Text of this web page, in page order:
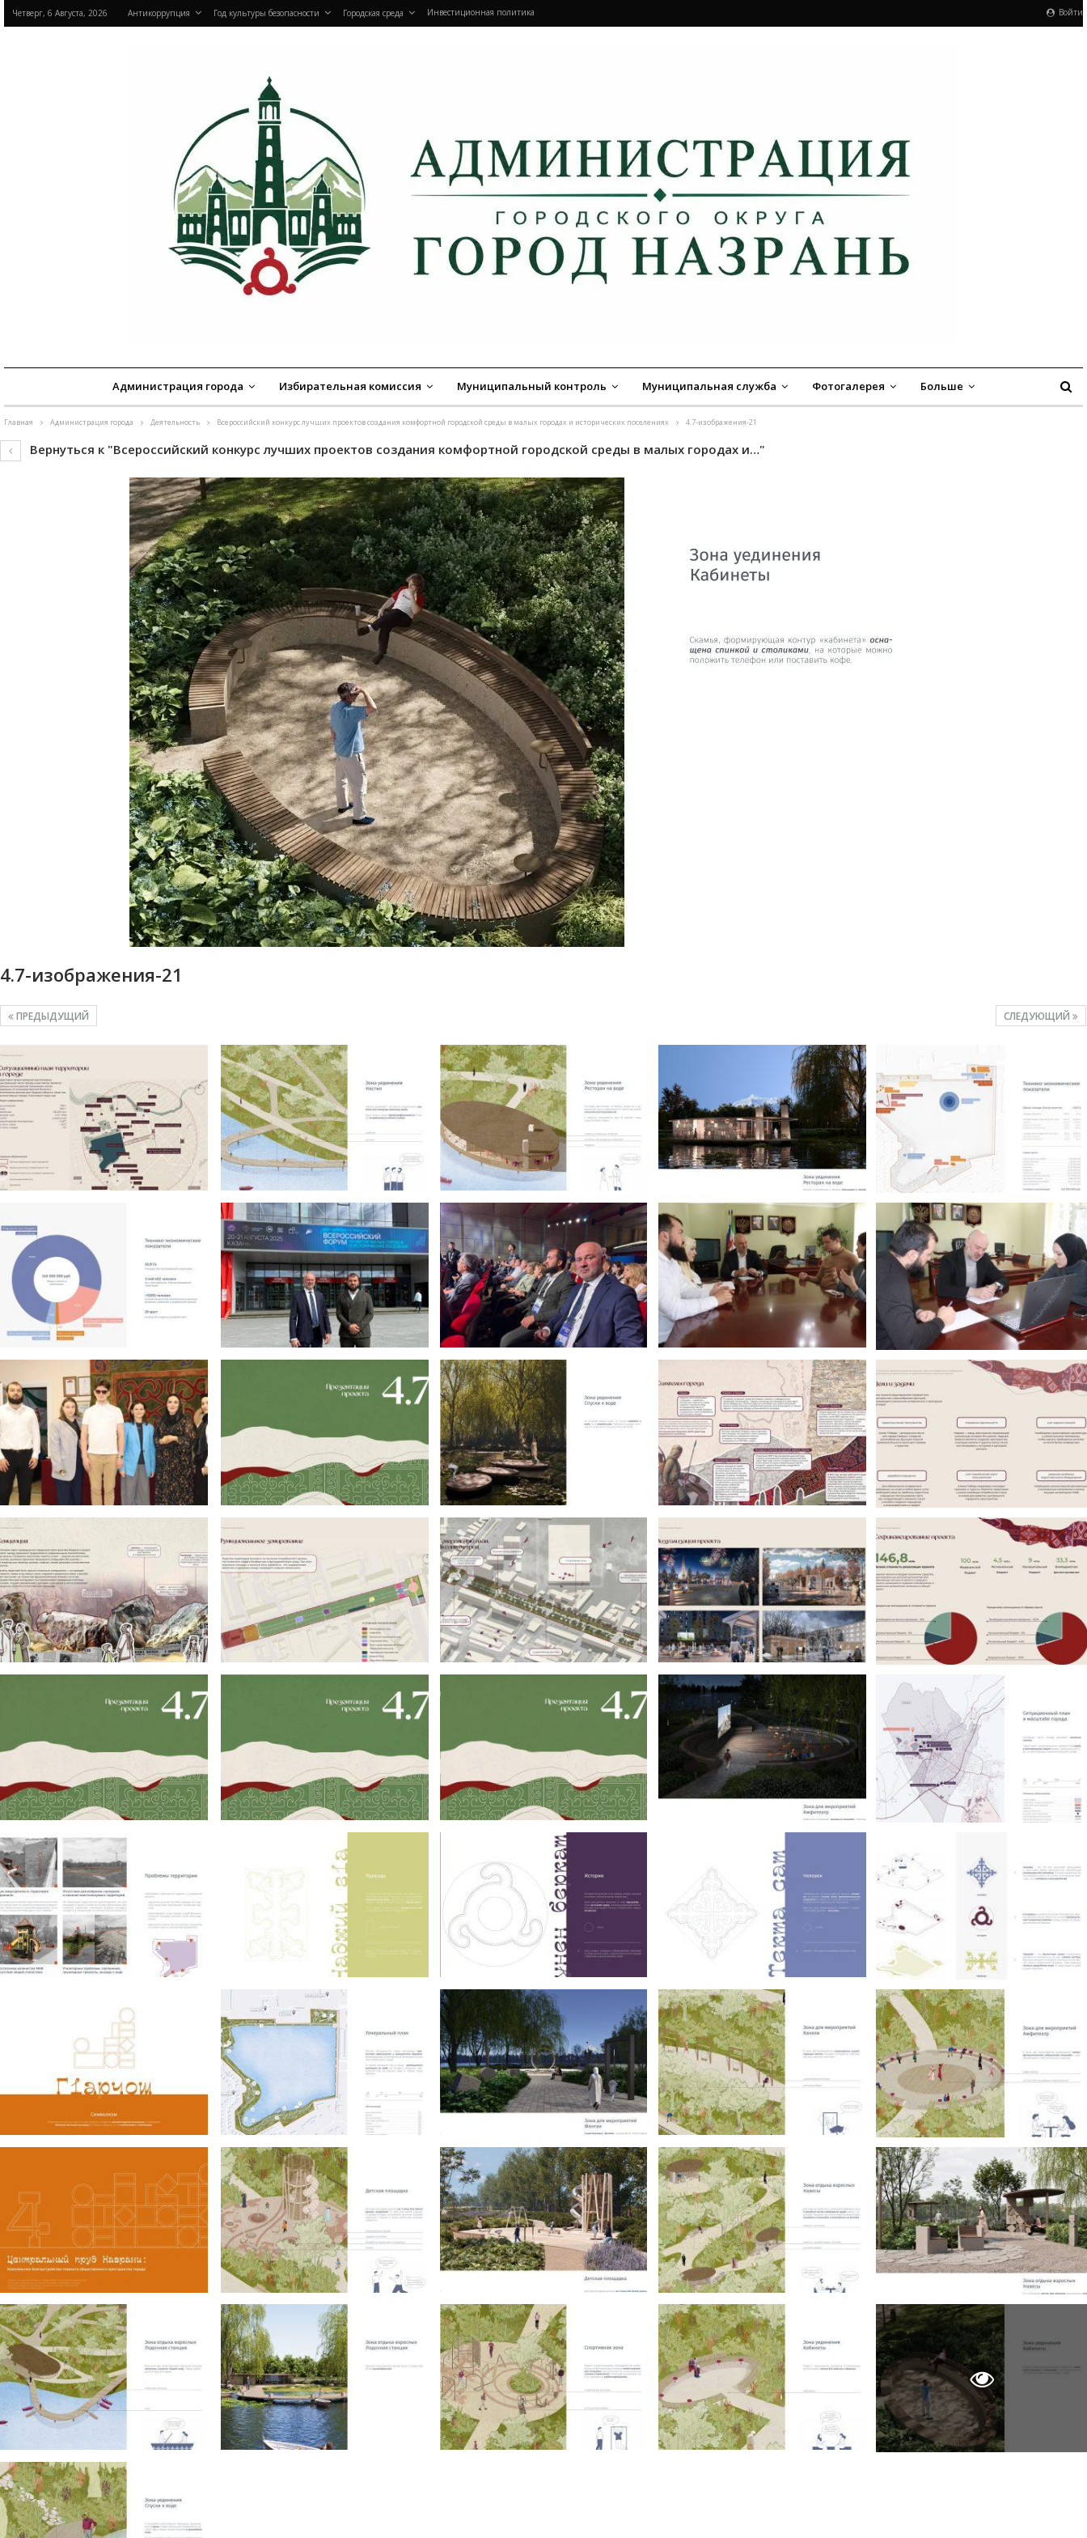
Войти
Четверг, 6 Августа, 2026 Антикоррупция Год культуры безопасности Городская среда Инвестиционная политика
Администрация города Избирательная комиссия Муниципальный контроль Муниципальная служба Фотогалерея Больше
Главная Администрация города Деятельность Всероссийский конкурс лучших проектов создания комфортной городской среды в малых городах и исторических поселениях 4.7-изображения-21
Вернуться к "Всероссийский конкурс лучших проектов создания комфортной городской среды в малых городах и…"
4.7-изображения-21
СЛЕДУЮЩИЙ
ПРЕДЫДУЩИЙ